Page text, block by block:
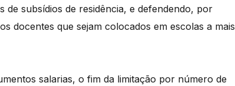
subsídios de residência, e defendendo, por
docentes que sejam colocados em escolas a mais
salarias, o fim da limitação por número de